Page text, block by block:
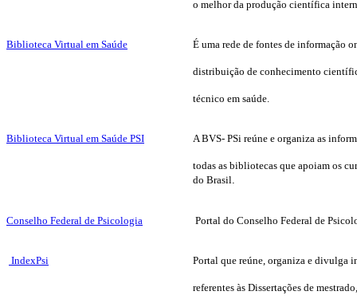
o melhor da produção científica
Biblioteca Virtual em Saúde É uma rede de fontes de informação
distribuição de conhecimento
técnico em saúde.
Biblioteca Virtual em Saúde PSI A BVS- PSi reúne e organiza as
todas as bibliotecas que apoiam os
do Brasil.
Conselho Federal de Psicologia Portal do Conselho Federal de
IndexPsi Portal que reúne, organiza e divulga
referentes às Dissertações de